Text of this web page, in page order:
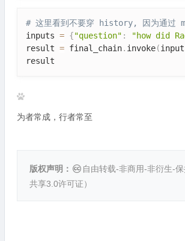
# 这里看到不要穿 history, 因为通过
inputs = {"question" : "how did
result = final_chain. invoke(
result
为者常成，行者常至
版权声明： 自由转载-非商用-非衍生-
共享3.0许可证）